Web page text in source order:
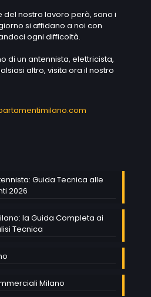
nostro lavoro però, sono i
si affidano a noi con
ogni difficoltà.
di un antennista, elettricista,
altro, visita ora il nostro
Guida Tecnica alle
2026
la Guida Completa ai
Tecnica
Milano